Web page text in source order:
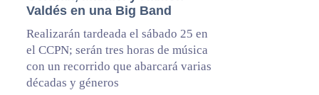
Valdés en una Big Band
Realizarán tardeada el sábado 25 en
el CCPN; serán tres horas de música
con un recorrido que abarcará varias
décadas y géneros